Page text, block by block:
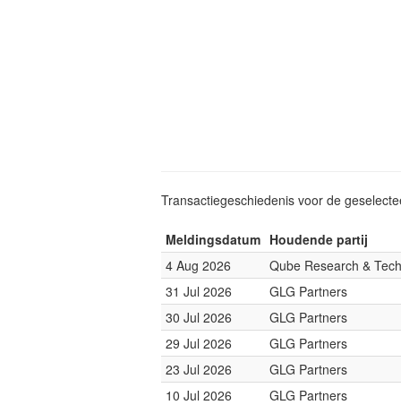
Transactiegeschiedenis voor de
Meldingsdatum Houdende partij
4 Aug 2026
Qube Research &
31 Jul 2026
GLG Partners
30 Jul 2026
GLG Partners
29 Jul 2026
GLG Partners
23 Jul 2026
GLG Partners
10 Jul 2026
GLG Partners